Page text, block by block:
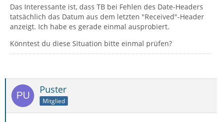
Das Interessante ist, dass TB bei Fehlen des Date-Headers
tatsächlich das Datum aus dem letzten "Received"-Header
anzeigt. Ich habe es gerade einmal ausprobiert.
Könntest du diese Situation bitte einmal prüfen?
Puster
Mitglied